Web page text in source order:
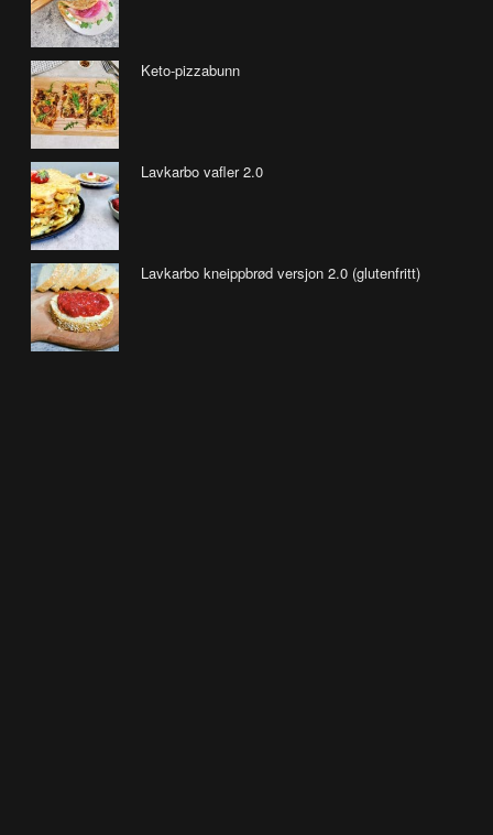
Keto-pizzabunn
Lavkarbo vafler 2.0
Lavkarbo kneippbrød versjon 2.0 (glutenfritt)